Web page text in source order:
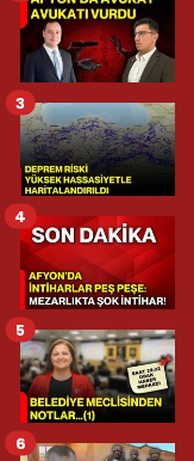
3
4
5
6